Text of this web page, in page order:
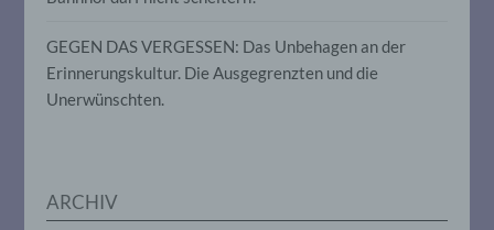
GEGEN DAS VERGESSEN: Das Unbehagen an der
Erinnerungskultur. Die Ausgegrenzten und die
Unerwünschten.
ARCHIV
personenbezogener Daten in einer Weise,
auf welche die personenbezogenen Daten
ohne Hinzuziehung zusätzlicher
Informationen nicht mehr einer
organisatorischen Maßnahmen
unterliegen, die gewährleisten, dass die